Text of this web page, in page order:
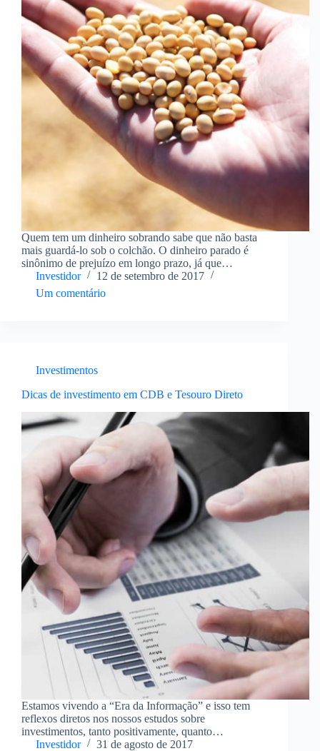
Quem tem um dinheiro sobrando sabe que não basta
mais guardá-lo sob o colchão. O dinheiro parado é
sinônimo de prejuízo em longo prazo, já que
desvaloriza com a inflação. A opção mais difundida é
colocar os valores na poupança,…
Investidor
12 de setembro de 2017
Um comentário
Investimentos
Dicas de investimento em CDB e Tesouro Direto
Estamos vivendo a “Era da Informação” e isso tem
reflexos diretos nos nossos estudos sobre
investimentos, tanto positivamente, quanto
negativamente. Quando queremos começar a investir
Investidor 31 de agosto de 2017